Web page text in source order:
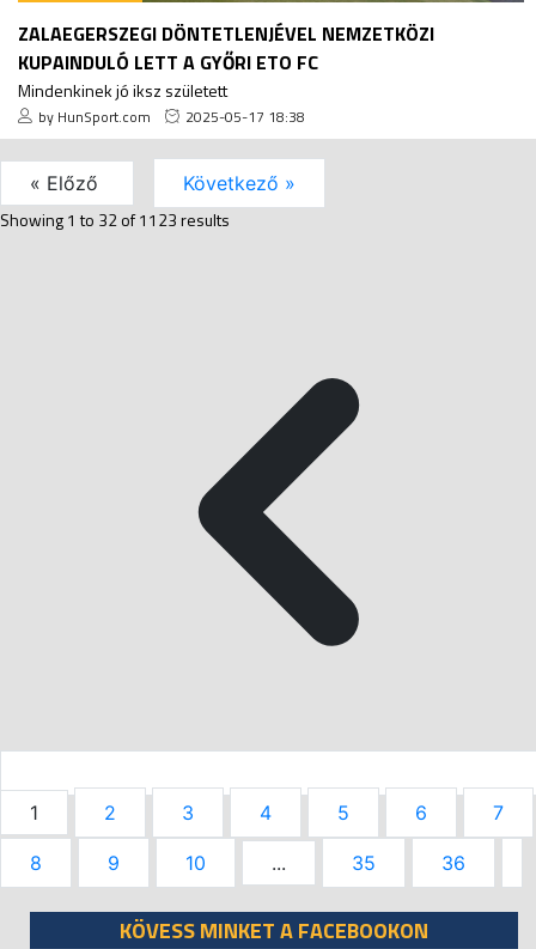
ZALAEGERSZEGI DÖNTETLENJÉVEL NEMZETKÖZI
KUPAINDULÓ LETT A GYŐRI ETO FC
Mindenkinek jó iksz született
by HunSport.com 2025-05-17 18:38
« Előző Következő »
Showing1 to 32of1123results
1 2 3 4 5 6 7
8 9 10 ... 35 36
KÖVESS MINKET A FACEBOOKON